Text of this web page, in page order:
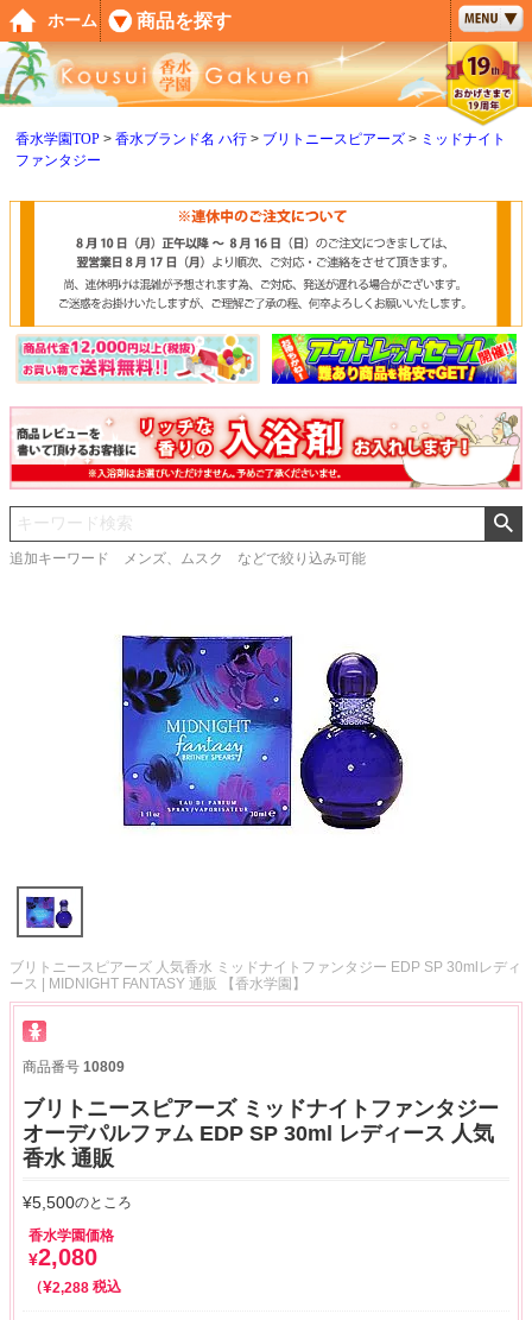
香水学園TOP 香水ブランド名 ハ行 ブリトニースピアーズ
ミッドナイト
ファンタジー
追加キーワード メンズ、ムスク などで絞り込み可能
ブリトニースピアーズ 人気香水 ミッドナイトファンタジー EDP SP 30mlレディ
ース | MIDNIGHT FANTASY 通販 【香水学園】
商品番号 10809
ブリトニースピアーズ ミッドナイトファンタジー
オーデパルファム EDP SP 30ml レディース 人気
香水 通販
¥5,500のところ
香水学園価格
¥2,080
¥2,288 税込
ペー
ジト
ップ
へ
ホーム 商品を探す